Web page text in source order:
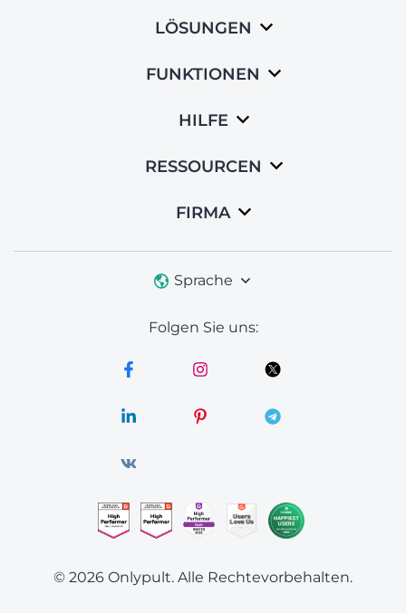
LÖSUNGEN
FUNKTIONEN
HILFE
RESSOURCEN
FIRMA
Sprache
Folgen Sie uns:
© 2026 Onlypult. Alle Rechtevorbehalten.